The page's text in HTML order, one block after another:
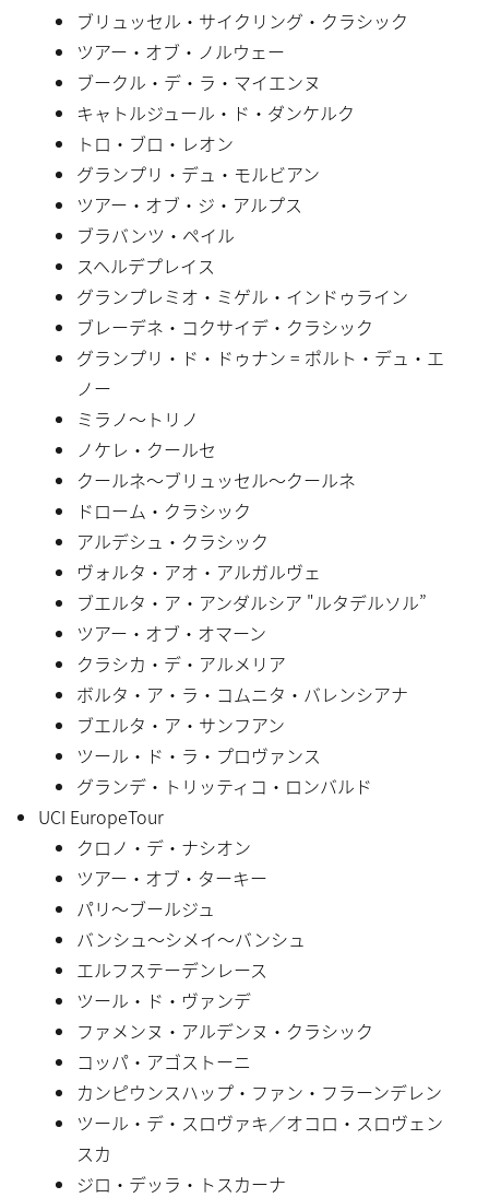
ブリュッセル・サイクリング・クラシック
ツアー・オブ・ノルウェー
ブークル・デ・ラ・マイエンヌ
キャトルジュール・ド・ダンケルク
トロ・ブロ・レオン
グランプリ・デュ・モルビアン
ツアー・オブ・ジ・アルプス
ブラバンツ・ペイル
スヘルデプレイス
グランプレミオ・ミゲル・インドゥライン
ブレーデネ・コクサイデ・クラシック
グランプリ・ド・ドゥナン = ポルト・デュ・エ
ノー
ミラノ〜トリノ
ノケレ・クールセ
クールネ〜ブリュッセル〜クールネ
ドローム・クラシック
アルデシュ・クラシック
ヴォルタ・アオ・アルガルヴェ
ブエルタ・ア・アンダルシア "ルタデルソル”
ツアー・オブ・オマーン
クラシカ・デ・アルメリア
ボルタ・ア・ラ・コムニタ・バレンシアナ
ブエルタ・ア・サンフアン
ツール・ド・ラ・プロヴァンス
グランデ・トリッティコ・ロンバルド
UCI EuropeTour
クロノ・デ・ナシオン
ツアー・オブ・ターキー
パリ〜ブールジュ
バンシュ〜シメイ〜バンシュ
エルフステーデンレース
ツール・ド・ヴァンデ
ファメンヌ・アルデンヌ・クラシック
コッパ・アゴストーニ
カンピウンスハップ・ファン・フラーンデレン
ツール・デ・スロヴァキ／オコロ・スロヴェン
スカ
ジロ・デッラ・トスカーナ